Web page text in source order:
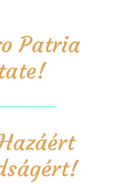
Patria